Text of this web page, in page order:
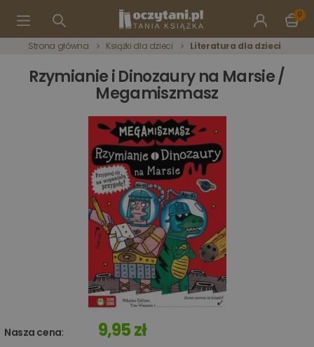
0
Strona główna Książki dla dzieci Literatura dla dzieci
Rzymianie i Dinozaury na Marsie /
Megamiszmasz
Nasza cena: 9,95 zł